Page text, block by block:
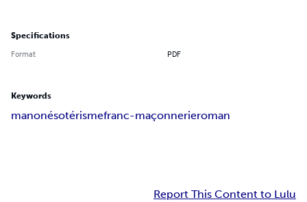
Specifications
Format PDF
Keywords
manonésotérismefranc-maçonnerieroman
Report This Content to Lulu